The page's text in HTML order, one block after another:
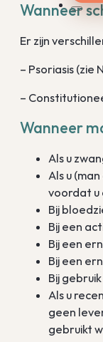
Wanneer
Er zijn
– Psoriasis (zie
–
Wanneer
Als u
Als u
voordat u
Bij
Bij een
Bij een
Bij een
Bij
Als u
geen
gebruikt